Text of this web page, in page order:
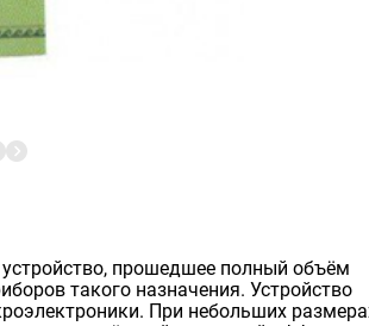
прошедшее полный объём
такого назначения. Устройство
При небольших